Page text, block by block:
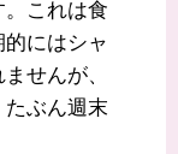
。これは食
にはシャ
せんが、
たぶん週末